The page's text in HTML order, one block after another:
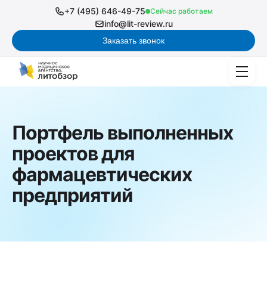
+7 (495) 646-49-75 Сейчас работаем
info@lit-review.ru
Заказать звонок
Портфель выполненных
проектов для
фармацевтических
предприятий